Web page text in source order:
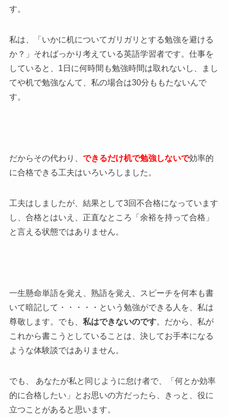
す。
私は、「いかに机についてガリガリとする勉強を避ける
か？」そればっかり考えている英語学習者です。仕事を
していると、1日に何時間も勉強時間は取れないし、まし
てや机で勉強なんて、私の場合は30分ももたないんで
す。
だからその代わり、 できるだけ机で勉強しないで効率的
に合格できる工夫はいろいろしました。
工夫はしましたが、結果として3回不合格になっています
し、合格とはいえ、正直なところ「余裕を持って合格」
と言える状態ではありません。
一生懸命単語を覚え、熟語を覚え、スピーチを何本も書
いて暗記して・・・・・という勉強ができる人を、私は
尊敬します。でも、 私はできないのです。だから、私が
これから書こうとしていることは、決してお手本になる
ような体験談ではありません。
でも、 あなたが私と同じように怠け者で、「何とか効率
的に合格したい」とお思いの方だったら、きっと、役に
立つことがあると思います。